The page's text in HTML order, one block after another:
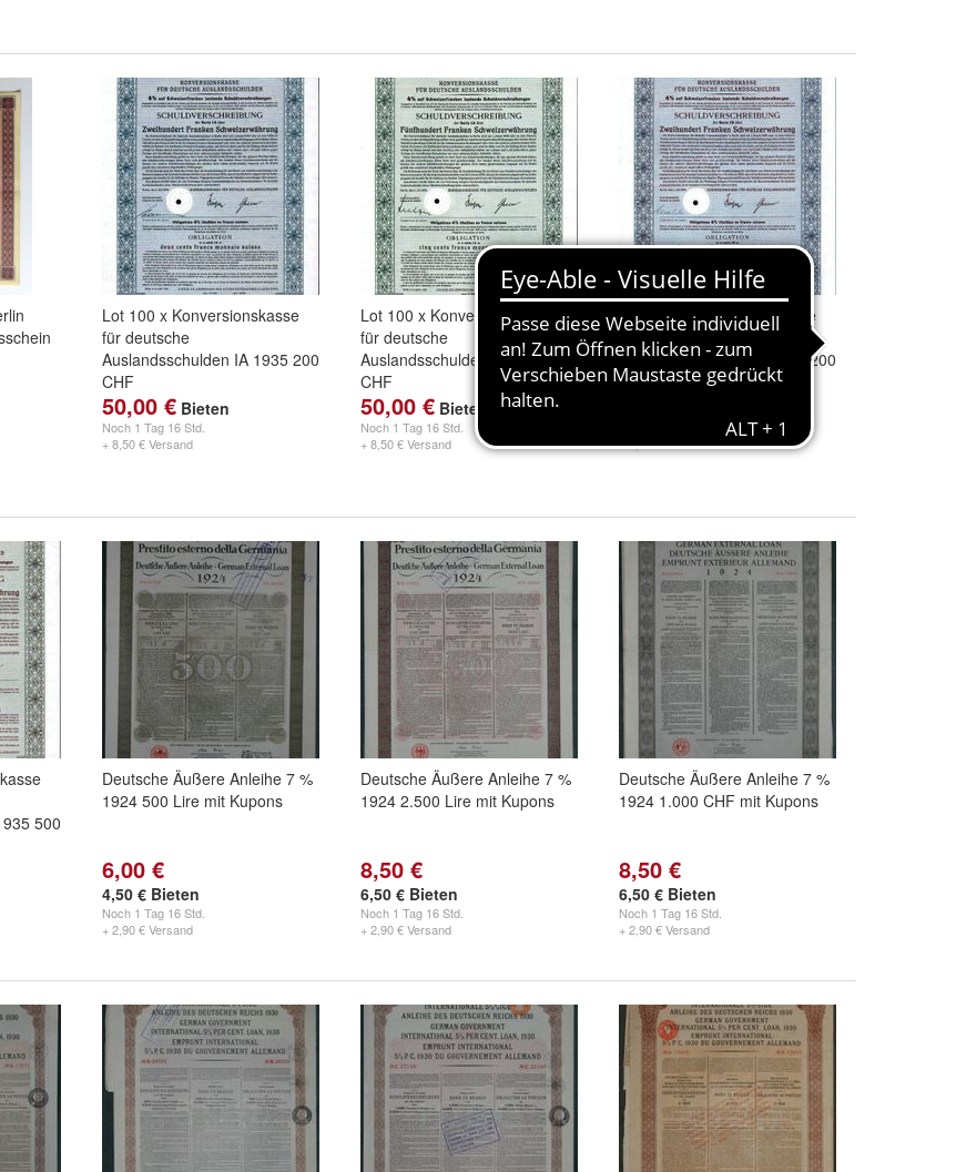
Lot 100 x Konversionskasse
für deutsche
Auslandsschulden IA 1935 200
CHF
50,00 € Bieten
Noch 1 Tag 16 Std.
+ 8,50 € Versand
Lot 100 x Konversionskasse
für deutsche
Auslandsschulden IA 1935 500
CHF
50,00 € Bieten
Noch 1 Tag 16 Std.
+ 8,50 € Versand
Lot 100 x Konversionskasse
für deutsche
Auslandsschulden IB 1935 200
CHF
+ 8,50 € Versand
500
Deutsche Äußere Anleihe 7 %
1924 500 Lire mit Kupons
6,00 €
4,50 € Bieten
Noch 1 Tag 16 Std.
+ 2,90 € Versand
Deutsche Äußere Anleihe 7 %
1924 2.500 Lire mit Kupons
8,50 €
6,50 € Bieten
Noch 1 Tag 16 Std.
+ 2,90 € Versand
Deutsche Äußere Anleihe 7 %
1924 1.000 CHF mit Kupons
8,50 €
6,50 € Bieten
Noch 1 Tag 16 Std.
+ 2,90 € Versand